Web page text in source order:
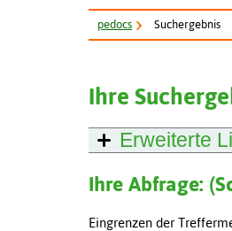
pedocs Suchergebnis
Ihre
Erweiterte
Ihre Abfrage:
Eingrenzen der